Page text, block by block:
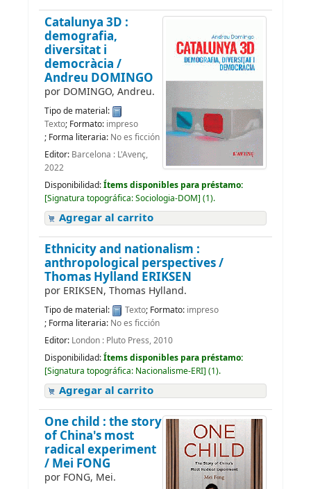
Catalunya 3D :
demografia,
diversitat i
democràcia /
Andreu DOMINGO
por DOMINGO, Andreu.
Tipo de material:
Texto; Formato: impreso
; Forma literaria: No es ficción
Editor: Barcelona : L'Avenç,
2022
Disponibilidad:Ítems disponibles para préstamo:
[Signatura topográfica:Sociologia-DOM] (1).
Agregar al carrito
Ethnicity and nationalism :
anthropological perspectives /
Thomas Hylland ERIKSEN
por ERIKSEN, Thomas Hylland.
Tipo de material: Texto; Formato: impreso
; Forma literaria: No es ficción
Editor: London : Pluto Press, 2010
Disponibilidad:Ítems disponibles para préstamo:
[Signatura topográfica: Nacionalisme-ERI] (1).
Agregar al carrito
One child : the story
of China's most
radical experiment
/ Mei FONG
por FONG, Mei.